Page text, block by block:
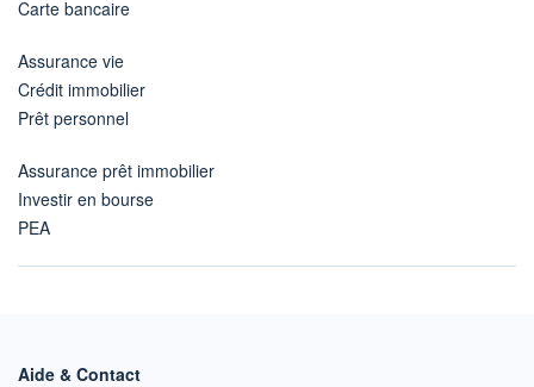
Carte bancaire
Assurance vie
Crédit immobilier
Prêt personnel
Assurance prêt immobilier
Investir en bourse
PEA
Aide & Contact